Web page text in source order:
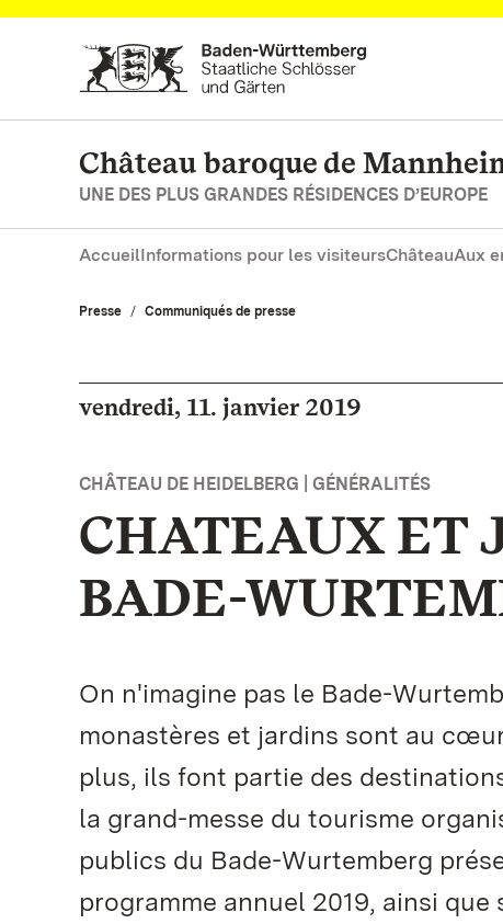
Vers la page d’accueil
Château baroque de
UNE DES PLUS GRANDES RÉSIDENCES D’EUROPE
AccueilInformations pour les visiteursChâteauAux
Presse Communiqués de presse
vendredi, 11. janvier 2019
CHÂTEAU DE HEIDELBERG | GÉNÉRALITÉS
CHATEAUX ET
BADE-
On n'imagine pas le Bade-
monastères et jardins sont au
plus, ils font partie des
la grand-messe du tourisme
publics du Bade-Wurtemberg
programme annuel 2019, ainsi